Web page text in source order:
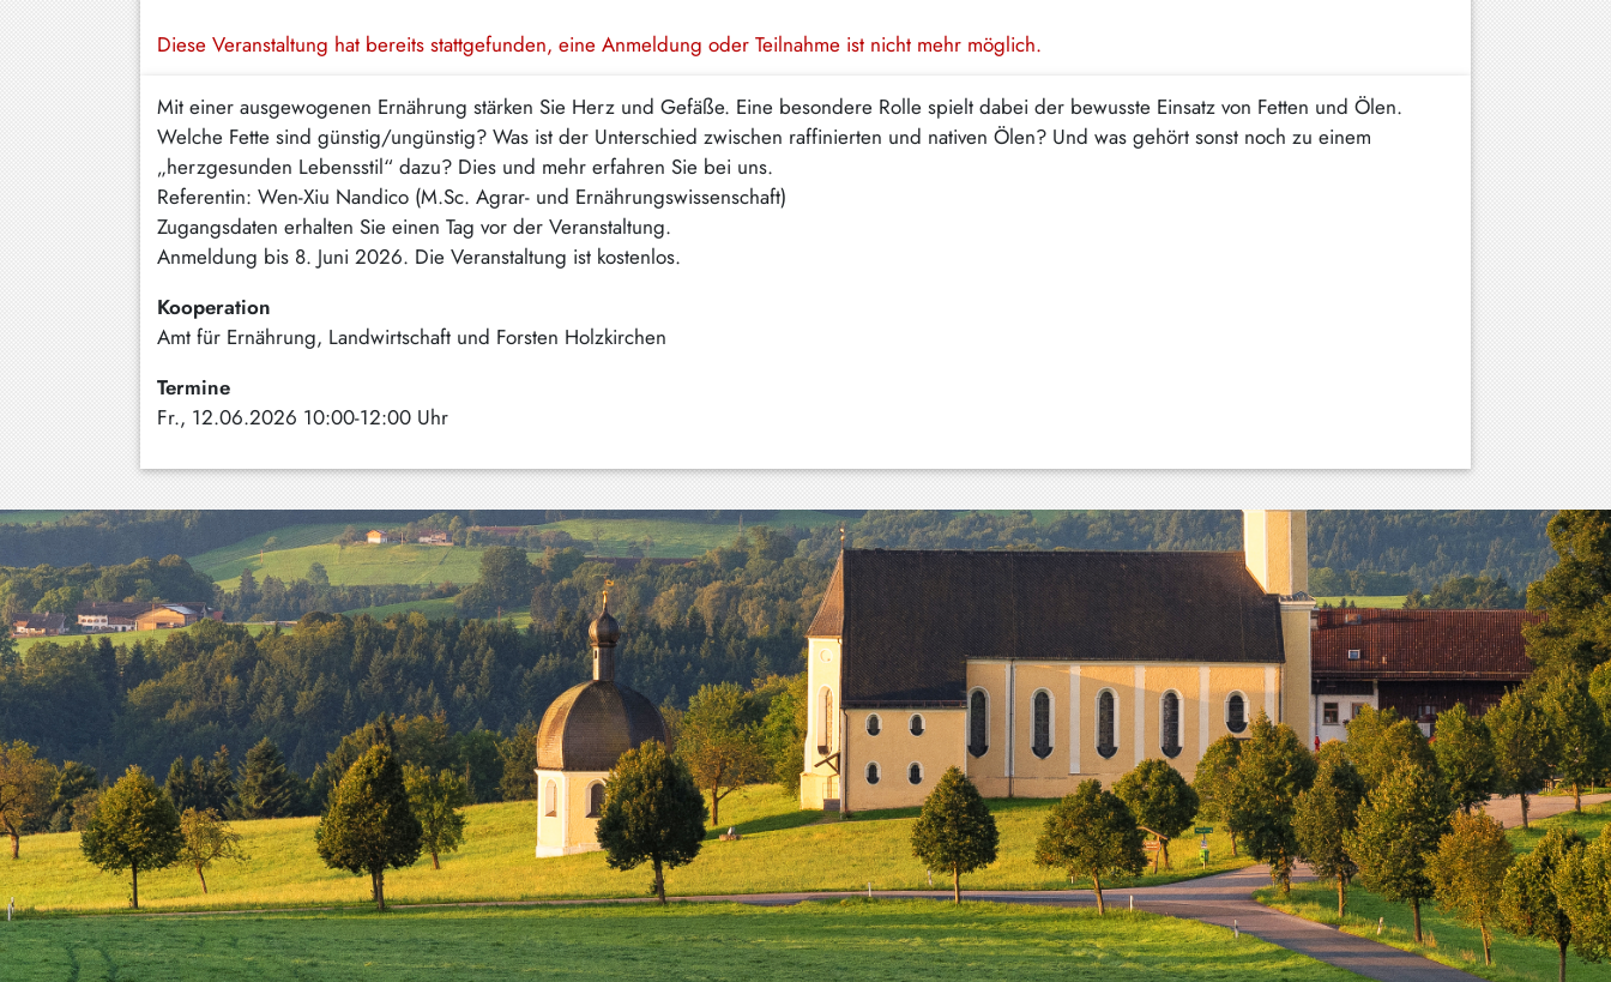
Diese Veranstaltung hat bereits stattgefunden, eine Anmeldung oder Teilnahme ist nicht mehr möglich.
Mit einer ausgewogenen Ernährung stärken Sie Herz und Gefäße. Eine besondere Rolle spielt dabei der bewusste Einsatz von Fetten und Ölen.
Welche Fette sind günstig/ungünstig? Was ist der Unterschied zwischen raffinierten und nativen Ölen? Und was gehört sonst noch zu einem
„herzgesunden Lebensstil“ dazu? Dies und mehr erfahren Sie bei uns.
Referentin: Wen-Xiu Nandico (M.Sc. Agrar- und Ernährungswissenschaft)
Zugangsdaten erhalten Sie einen Tag vor der Veranstaltung.
Anmeldung bis 8. Juni 2026. Die Veranstaltung ist kostenlos.
Kooperation
Amt für Ernährung, Landwirtschaft und Forsten Holzkirchen
Termine
Fr., 12.06.2026 10:00-12:00 Uhr
Kreuth
Leitzachtal
Miesbach
Neuhaus
Niklasreuth
Otterfing
Rottach-
Egern
Schaftlach
/
Waakirchen
Schliersee
Tegernsee
Warngau
/
Wall
Weyarn